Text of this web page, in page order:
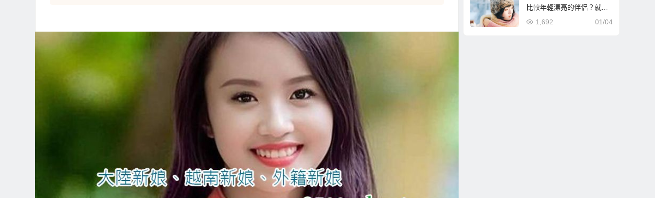
比較年輕漂亮的伴侶？就到
哈爾濱相親娶哈爾濱新娘！
01/04
1,692